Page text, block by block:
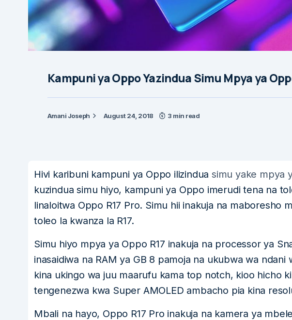
Kampuni ya Oppo Yazindua Simu Mpya ya
Amani Joseph August 24, 2018 3 min read
Hivi karibuni kampuni ya Oppo ilizindua simu yake mpya
kuzindua simu hiyo, kampuni ya Oppo imerudi tena na
linaloitwa Oppo R17 Pro. Simu hii inakuja na maboresho
toleo la kwanza la R17.
Simu hiyo mpya ya Oppo R17 inakuja na processor ya
inasaidiwa na RAM ya GB 8 pamoja na ukubwa wa ndani
kina ukingo wa juu maarufu kama top notch, kioo hicho
tengenezwa kwa Super AMOLED ambacho pia kina
Mbali na hayo, Oppo R17 Pro inakuja na kamera ya